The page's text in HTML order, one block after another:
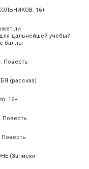
16+
ли
дальнейшей учёбы?
баллы
Повесть
(рассказ)
16+
(Записки